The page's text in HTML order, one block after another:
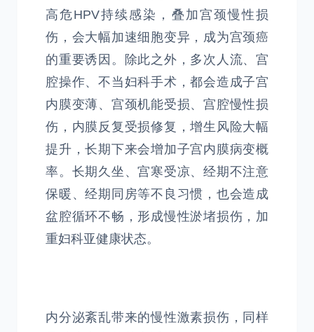
高危HPV持续感染，叠加宫颈慢性损
伤，会大幅加速细胞变异，成为宫颈癌
的重要诱因。除此之外，多次人流、宫
腔操作、不当妇科手术，都会造成子宫
内膜变薄、宫颈机能受损、宫腔慢性损
伤，内膜反复受损修复，增生风险大幅
提升，长期下来会增加子宫内膜病变概
率。长期久坐、宫寒受凉、经期不注意
保暖、经期同房等不良习惯，也会造成
盆腔循环不畅，形成慢性淤堵损伤，加
重妇科亚健康状态。
内分泌紊乱带来的慢性激素损伤，同样